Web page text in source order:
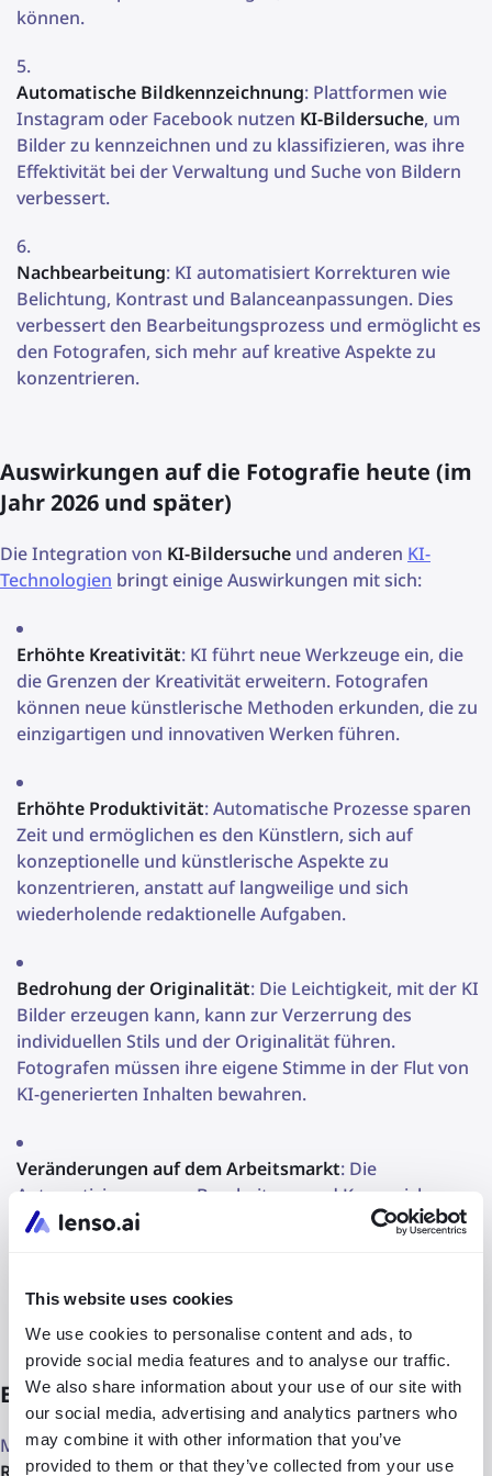
This website uses cookies
We use cookies to personalise content and ads, to
provide social media features and to analyse our traffic.
We also share information about your use of our site with
our social media, advertising and analytics partners who
may combine it with other information that you’ve
provided to them or that they’ve collected from your use
können.
Automatische Bildkennzeichnung: Plattformen wie
Instagram oder Facebook nutzen KI-Bildersuche, um
Bilder zu kennzeichnen und zu klassifizieren, was ihre
Effektivität bei der Verwaltung und Suche von Bildern
verbessert.
Nachbearbeitung: KI automatisiert Korrekturen wie
Belichtung, Kontrast und Balanceanpassungen. Dies
verbessert den Bearbeitungsprozess und ermöglicht es
den Fotografen, sich mehr auf kreative Aspekte zu
konzentrieren.
Auswirkungen auf die Fotografie heute (im
Jahr 2026 und später)
Die Integration von KI-Bildersuche und anderen KI-
Technologien bringt einige Auswirkungen mit sich:
Erhöhte Kreativität: KI führt neue Werkzeuge ein, die
die Grenzen der Kreativität erweitern. Fotografen
können neue künstlerische Methoden erkunden, die zu
einzigartigen und innovativen Werken führen.
Erhöhte Produktivität: Automatische Prozesse sparen
Zeit und ermöglichen es den Künstlern, sich auf
konzeptionelle und künstlerische Aspekte zu
konzentrieren, anstatt auf langweilige und sich
wiederholende redaktionelle Aufgaben.
Bedrohung der Originalität: Die Leichtigkeit, mit der KI
Bilder erzeugen kann, kann zur Verzerrung des
individuellen Stils und der Originalität führen.
Fotografen müssen ihre eigene Stimme in der Flut von
KI-generierten Inhalten bewahren.
Veränderungen auf dem Arbeitsmarkt: Die
Automatisierung von Bearbeitung und Kennzeichnung
kann die Nachfrage nach einigen Berufen im
Regeln und Fähigkeiten anzupassen.
Ethische und Datenschutzfragen
Mit der Entwicklung von Technologien wie